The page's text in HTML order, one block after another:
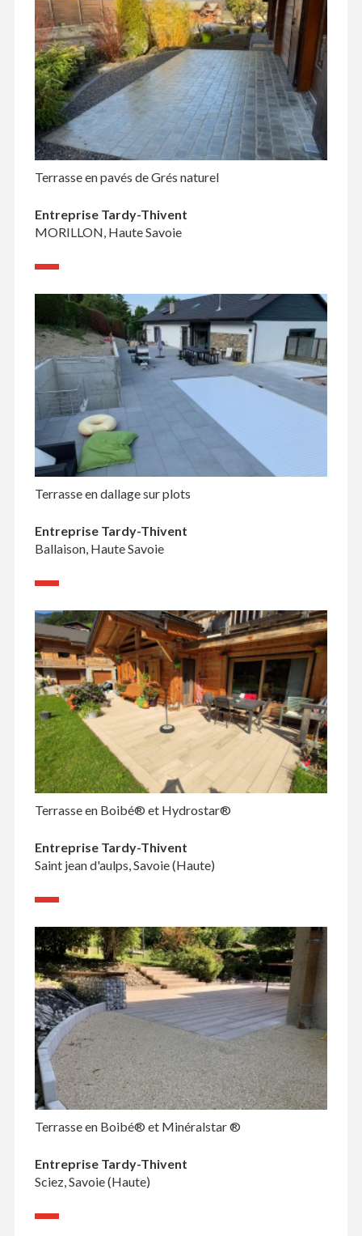
Terrasse en pavés de Grés naturel
Entreprise Tardy-Thivent
MORILLON, Haute Savoie
Terrasse en dallage sur plots
Entreprise Tardy-Thivent
Ballaison, Haute Savoie
Terrasse en Boibé® et Hydrostar®
Entreprise Tardy-Thivent
Saint jean d'aulps, Savoie (Haute)
Terrasse en Boibé® et Minéralstar ®
Entreprise Tardy-Thivent
Sciez, Savoie (Haute)